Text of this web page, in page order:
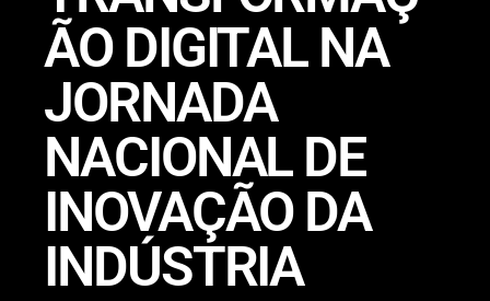
ÃO DIGITAL NA
JORNADA
NACIONAL DE
INOVAÇÃO DA
INDÚSTRIA